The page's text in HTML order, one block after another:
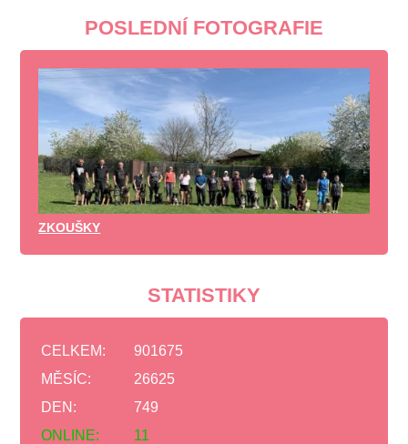
POSLEDNÍ FOTOGRAFIE
ZKOUŠKY
STATISTIKY
ONLINE: 11
CELKEM:
901675
MĚSÍC:
26625
DEN:
749